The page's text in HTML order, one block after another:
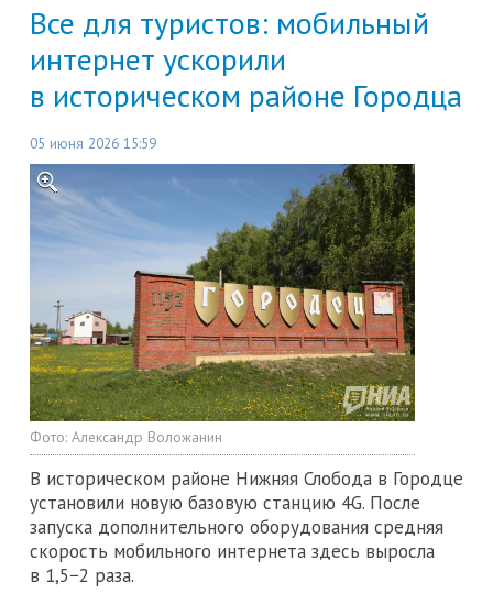
Все для туристов: мобильный
интернет ускорили
в историческом районе Городца
05 июня 2026 15:59
Фото: Александр Воложанин
В историческом районе Нижняя Слобода в Городце
установили новую базовую станцию 4G. После
запуска дополнительного оборудования средняя
скорость мобильного интернета здесь выросла
в 1,5−2 раза.